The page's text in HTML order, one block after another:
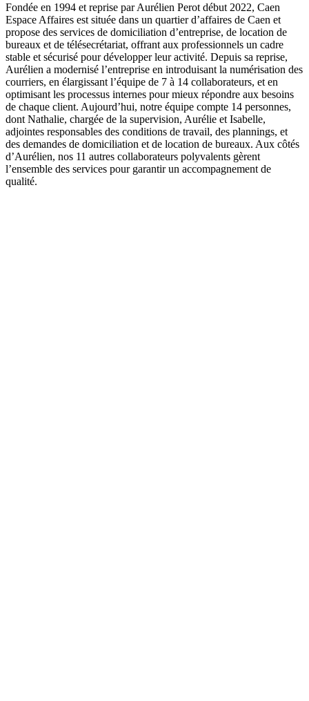
Fondée en 1994 et reprise par Aurélien Perot début 2022, Caen
Espace Affaires est située dans un quartier d’affaires de Caen et
propose des services de domiciliation d’entreprise, de location de
bureaux et de télésecrétariat, offrant aux professionnels un cadre
stable et sécurisé pour développer leur activité. Depuis sa reprise,
Aurélien a modernisé l’entreprise en introduisant la numérisation des
courriers, en élargissant l’équipe de 7 à 14 collaborateurs, et en
optimisant les processus internes pour mieux répondre aux besoins
de chaque client. Aujourd’hui, notre équipe compte 14 personnes,
dont Nathalie, chargée de la supervision, Aurélie et Isabelle,
adjointes responsables des conditions de travail, des plannings, et
des demandes de domiciliation et de location de bureaux. Aux côtés
d’Aurélien, nos 11 autres collaborateurs polyvalents gèrent
l’ensemble des services pour garantir un accompagnement de
qualité.